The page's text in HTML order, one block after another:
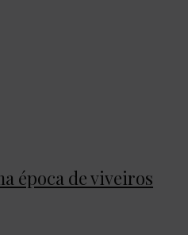
época de viveiros